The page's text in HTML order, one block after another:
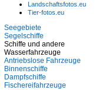
Landschaftsfotos.eu
Tier-fotos.eu
Seegebiete
Segelschiffe
Schiffe und andere
Wasserfahrzeuge
Antriebslose Fahrzeuge
Binnenschiffe
Dampfschiffe
Fischereifahrzeuge